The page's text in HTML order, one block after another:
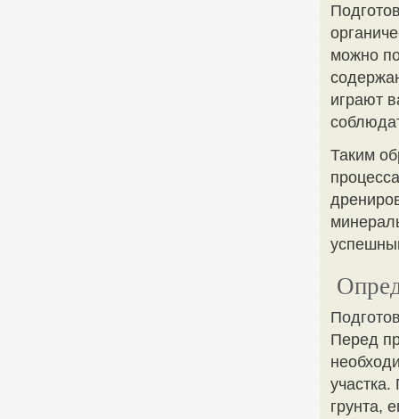
можно
играют
Таким
Перед
грунта,